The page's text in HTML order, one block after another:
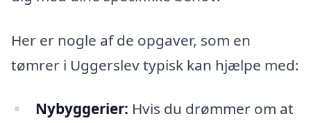
Her er nogle af de opgaver, som en
tømrer i Uggerslev typisk kan hjælpe med:
Nybyggerier: Hvis du drømmer om at